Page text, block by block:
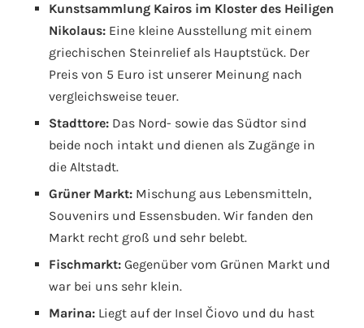
Kunstsammlung Kairos im Kloster des Heiligen
Nikolaus: Eine kleine Ausstellung mit einem
griechischen Steinrelief als Hauptstück. Der
Preis von 5 Euro ist unserer Meinung nach
vergleichsweise teuer.
Stadttore: Das Nord- sowie das Südtor sind
beide noch intakt und dienen als Zugänge in
die Altstadt.
Grüner Markt: Mischung aus Lebensmitteln,
Souvenirs und Essensbuden. Wir fanden den
Markt recht groß und sehr belebt.
Fischmarkt: Gegenüber vom Grünen Markt und
war bei uns sehr klein.
Marina: Liegt auf der Insel Čiovo und du hast